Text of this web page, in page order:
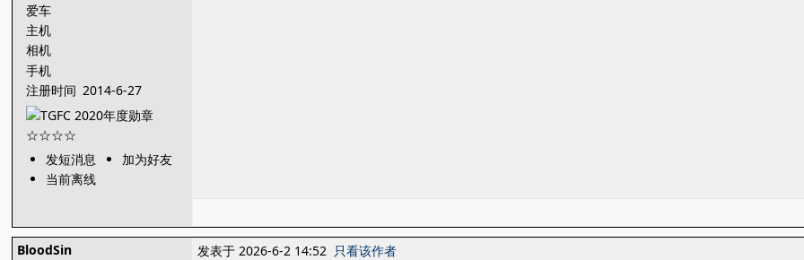
爱车
主机
相机
手机
注册时间 2014-6-27
发短消息
加为好友
当前离线
BloodSin
发表于 2026-6-2 14:52 只看该作者